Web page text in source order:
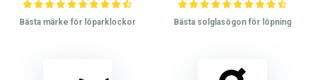
Bästa märke för löparklockor Bästa solglasögon för löpning